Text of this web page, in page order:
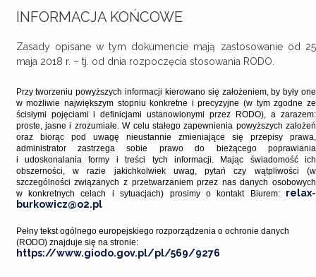
INFORMACJA KOŃCOWE
Zasady opisane w tym dokumencie mają zastosowanie od 25
maja 2018 r. – tj. od dnia rozpoczęcia stosowania RODO.
Przy tworzeniu powyższych informacji kierowano się założeniem, by były one
w możliwie największym stopniu konkretne i precyzyjne (w tym zgodne ze
ścisłymi pojęciami i definicjami ustanowionymi przez RODO), a zarazem:
proste, jasne i zrozumiałe. W celu stałego zapewnienia powyższych założeń
oraz biorąc pod uwagę nieustannie zmieniające się przepisy prawa,
administrator zastrzega sobie prawo do bieżącego poprawiania
i udoskonalania formy i treści tych informacji. Mając świadomość ich
obszerności, w razie jakichkolwiek uwag, pytań czy wątpliwości (w
szczególności związanych z przetwarzaniem przez nas danych osobowych
w konkretnych celach i sytuacjach) prosimy o kontakt Biurem: relax-
burkowicz@o2.pl
Pełny tekst ogólnego europejskiego rozporządzenia o ochronie danych
(RODO) znajduje się na stronie:
https://www.giodo.gov.pl/pl/569/9276